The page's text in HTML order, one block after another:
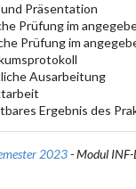
Präsentation
Prüfung im
Prüfung im
Ausarbeitung
Ergebnis des
2023- Modul INF-